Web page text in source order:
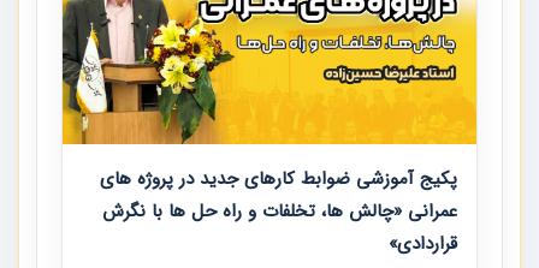
پکیج آموزشی ضوابط کارهای جدید در پروژه های
عمرانی «چالش ها، تخلفات و راه حل ها با نگرش
قراردادی»